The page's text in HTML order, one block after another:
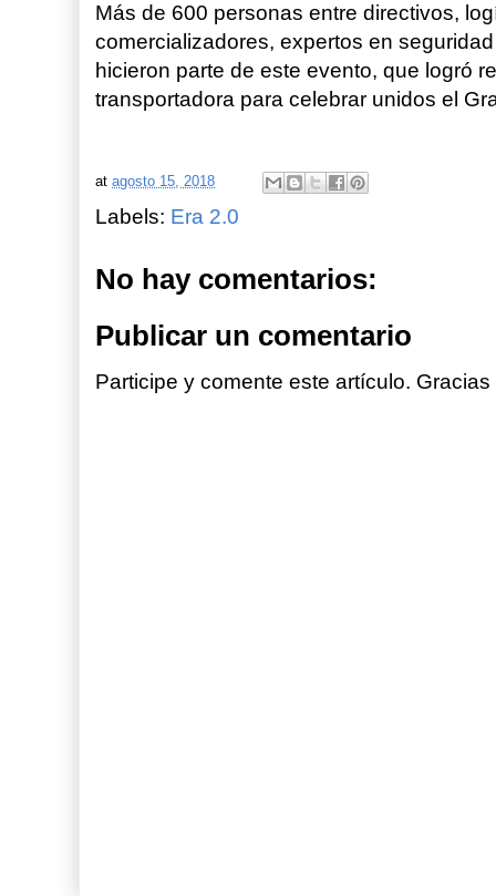
Más de 600 personas entre directivos,
comercializadores, expertos en
hicieron parte de este evento, que logró
transportadora para celebrar unidos el
atagosto 15, 2018
Labels: Era 2.0
No hay comentarios:
Publicar un comentario
Participe y comente este artículo. Gracias